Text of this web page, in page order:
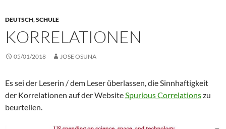
DEUTSCH,SCHULE
KORRELATIONEN
05/01/2018 JOSE OSUNA
Es sei der Leserin / dem Leser überlassen, die Sinnhaftigkeit
der Korrelationen auf der WebsiteSpurious Correlationszu
beurteilen.